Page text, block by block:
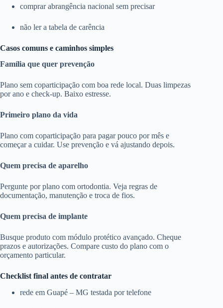
comprar abrangência nacional sem precisar
não ler a tabela de carência
Casos comuns e caminhos simples
Família que quer prevenção
Plano sem coparticipação com boa rede local. Duas limpezas
por ano e check-up. Baixo estresse.
Primeiro plano da vida
Plano com coparticipação para pagar pouco por mês e
começar a cuidar. Use prevenção e vá ajustando depois.
Quem precisa de aparelho
Pergunte por plano com ortodontia. Veja regras de
documentação, manutenção e troca de fios.
Quem precisa de implante
Busque produto com módulo protético avançado. Cheque
prazos e autorizações. Compare custo do plano com o
orçamento particular.
Checklist final antes de contratar
rede em Guapé – MG testada por telefone